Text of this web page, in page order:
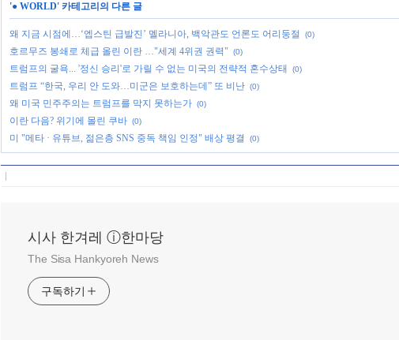
'● WORLD' 카테고리의 다른 글
왜 지금 시점에…‘엡스틴 급발진’ 멜라니아, 백악관도 언론도 어리둥절 (0)
호르무즈 봉쇄로 체급 올린 이란 …"세계 4위권 권력" (0)
트럼프의 굴욕... '정신 승리'로 가릴 수 없는 미국의 전략적 혼수상태 (0)
트럼프 “한국, 우리 안 도와…미군은 보호하는데” 또 비난 (0)
왜 미국 민주주의는 트럼프를 막지 못하는가 (0)
이란 다음? 위기에 몰린 쿠바 (0)
미 "메타 · 유튜브, 젊은층 SNS 중독 책임 인정" 배상 평결 (0)
시사 한겨레 ⓘ한마당
The Sisa Hankyoreh News
구독하기